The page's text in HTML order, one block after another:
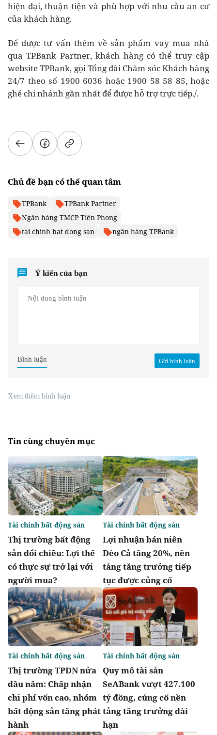
hiện đại, thuận tiện và phù hợp với nhu cầu an cư
của khách hàng.
Để được tư vấn thêm về sản phẩm vay mua nhà
qua TPBank Partner, khách hàng có thể truy cập
website TPBank, gọi Tổng đài Chăm sóc Khách hàng
24/7 theo số 1900 6036 hoặc 1900 58 58 85, hoặc
ghé chi nhánh gần nhất để được hỗ trợ trực tiếp./.
Chủ đề bạn có thể quan tâm
TPBank
TPBank Partner
Ngân hàng TMCP Tiên Phong
tai chinh bat dong san
ngân hàng TPBank
Ý kiến của bạn
Gửi bình luận
Bình luận
Xem thêm bình luận
Tin cùng chuyên mục
Thị trường bất động
sản đổi chiều: Lợi thế
có thực sự trở lại với
người mua?
Tài chính bất động sản
Lợi nhuận bán niên
Đèo Cả tăng 20%, nền
tảng tăng trưởng tiếp
tục được củng cố
Tài chính bất động sản
Thị trường TPDN nửa
đầu năm: Chấp nhận
chi phí vốn cao, nhóm
bất động sản tăng phát
hành
Tài chính bất động sản
Quy mô tài sản
SeABank vượt 427.100
tỷ đồng, củng cố nền
tảng tăng trưởng dài
hạn
Tài chính bất động sản